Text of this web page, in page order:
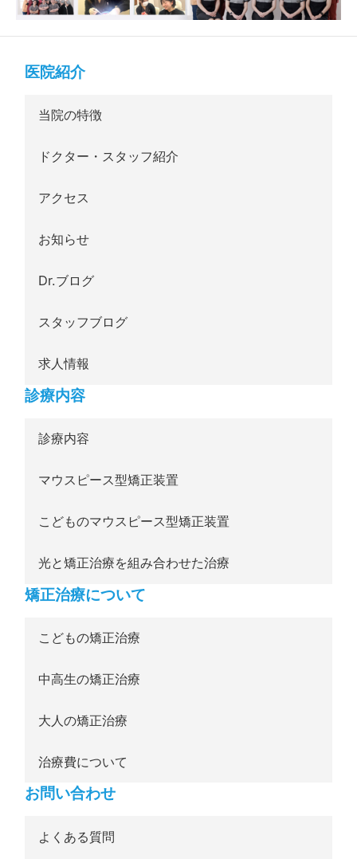
医院紹介
当院の特徴
ドクター・スタッフ紹介
アクセス
お知らせ
Dr.ブログ
スタッフブログ
求人情報
診療内容
診療内容
マウスピース型矯正装置
こどものマウスピース型矯正装置
光と矯正治療を組み合わせた治療
矯正治療について
こどもの矯正治療
中高生の矯正治療
大人の矯正治療
治療費について
お問い合わせ
よくある質問